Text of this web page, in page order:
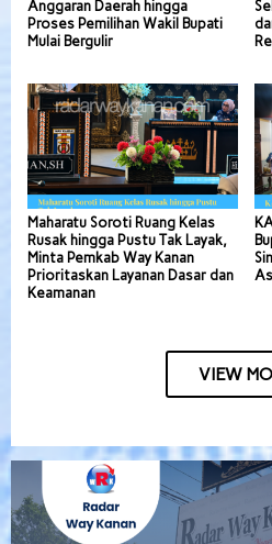
Anggaran Daerah hingga
Proses Pemilihan Wakil Bupati
Mulai Bergulir
Maharatu Soroti Ruang Kelas
Rusak hingga Pustu Tak Layak,
Minta Pemkab Way Kanan
Prioritaskan Layanan Dasar dan
Keamanan
VIEW